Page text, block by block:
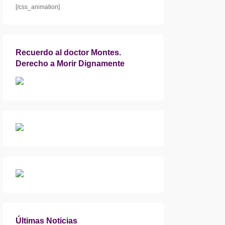
[/css_animation]
Recuerdo al doctor Montes.
Derecho a Morir Dignamente
Últimas Noticias